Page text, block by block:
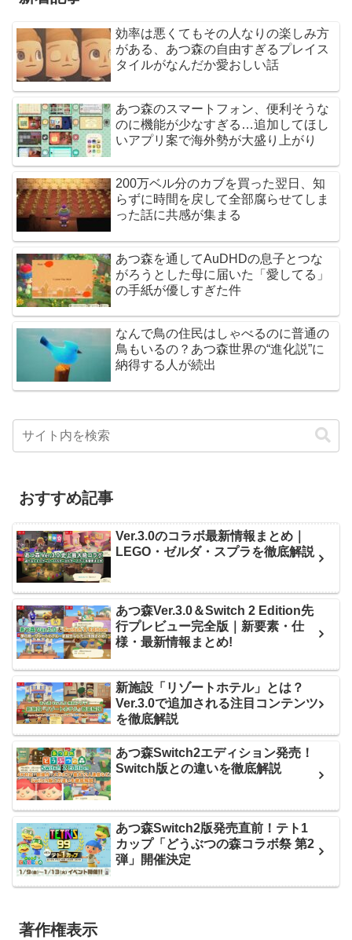
効率は悪くてもその人なりの楽しみ方
がある、あつ森の自由すぎるプレイス
タイルがなんだか愛おしい話
あつ森のスマートフォン、便利そうな
のに機能が少なすぎる…追加してほし
いアプリ案で海外勢が大盛り上がり
200万ベル分のカブを買った翌日、知
らずに時間を戻して全部腐らせてしま
った話に共感が集まる
あつ森を通してAuDHDの息子とつな
がろうとした母に届いた「愛してる」
の手紙が優しすぎた件
なんで鳥の住民はしゃべるのに普通の
鳥もいるの？あつ森世界の“進化説”に
納得する人が続出
おすすめ記事
Ver.3.0のコラボ最新情報まとめ｜
LEGO・ゼルダ・スプラを徹底解説
あつ森Ver.3.0＆Switch 2 Edition先
行プレビュー完全版｜新要素・仕
様・最新情報まとめ!
新施設「リゾートホテル」とは？
Ver.3.0で追加される注目コンテンツ
を徹底解説
あつ森Switch2エディション発売！
Switch版との違いを徹底解説
あつ森Switch2版発売直前！テト1
カップ「どうぶつの森コラボ祭 第2
弾」開催決定
著作権表示